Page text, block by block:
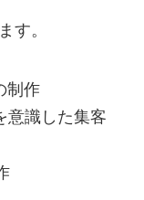
す。
制作
意識した集客